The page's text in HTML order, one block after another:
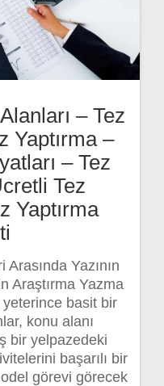
– Tez
Yaptırma –
– Tez
Tez
Yaptırma
Yazının
Araştırma Yazma
yeterince basit bir
konu alanı
bir yelpazedeki
başarılı bir
görevi görecek